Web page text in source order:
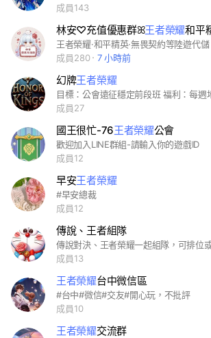
成員143
林安‪♡‪‪充值優惠群ꕤ王者榮耀和平
成員280
7 小時前
幻牌王者榮耀
成員27
國王很忙-76王者榮耀公會
歡迎加入LINE群組-請輸入你的遊戲ID
成員12
早安王者榮耀
#早安總裁
成員12
傳說、王者組隊
傳說對決、王者榮耀一起組隊，可排位
成員13
王者榮耀台中微信區
#台中#微信#交友#開心玩，不批評
成員10
王者榮耀交流群